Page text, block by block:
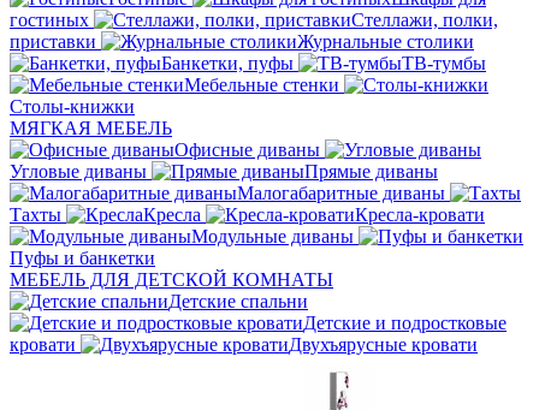
гостиных
Стеллажи, полки,
приставки
Журнальные столики
Банкетки, пуфы
ТВ-тумбы
Мебельные стенки
Столы-книжки
МЯГКАЯ МЕБЕЛЬ
Офисные диваны
Угловые диваны
Прямые диваны
Малогабаритные диваны
Тахты
Кресла
Кресла-кровати
Модульные диваны
Пуфы и банкетки
МЕБЕЛЬ ДЛЯ ДЕТСКОЙ КОМНАТЫ
Детские спальни
Детские и подростковые
кровати
Двухъярусные кровати